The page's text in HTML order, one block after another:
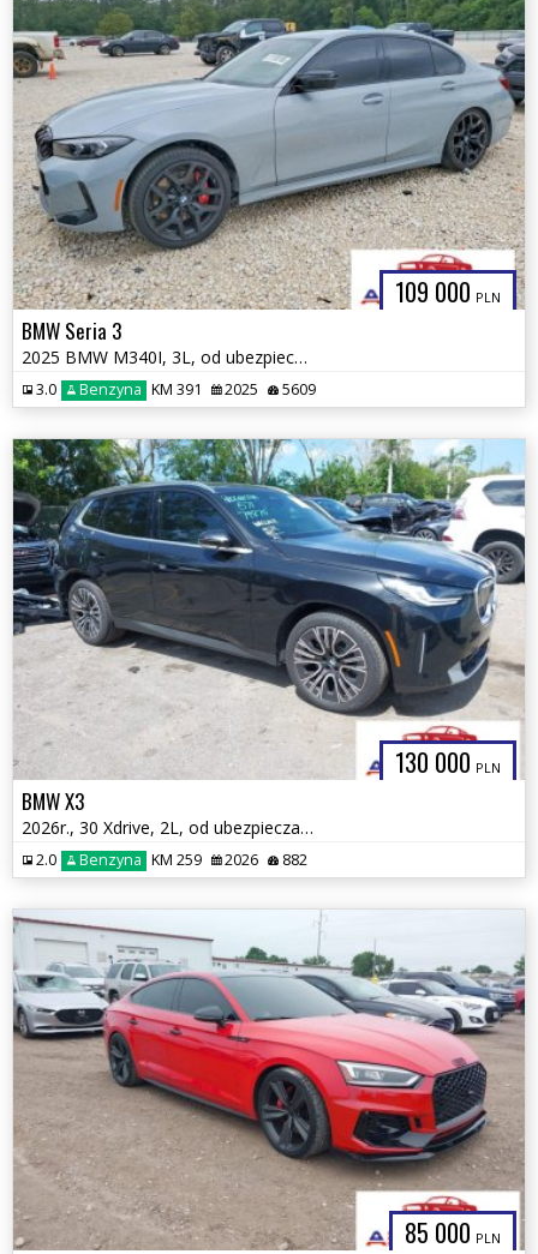
109 000 PLN
BMW Seria 3
2025 BMW M340I, 3L, od ubezpieczalni
3.0 Benzyna KM 391 2025 5609
130 000 PLN
BMW X3
2026r., 30 Xdrive, 2L, od ubezpieczalni
2.0 Benzyna KM 259 2026 882
85 000 PLN